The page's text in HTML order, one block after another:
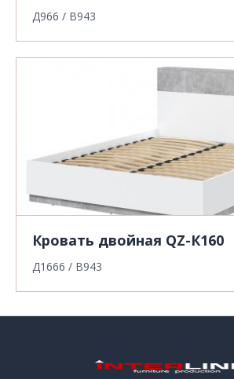
Д966 / В943
Кровать двойная QZ-К160
Д1666 / В943